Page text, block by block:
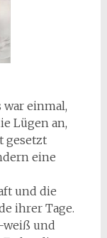
einmal,
Lügen an,
gesetzt
eine
und die
ihrer Tage.
weiß und